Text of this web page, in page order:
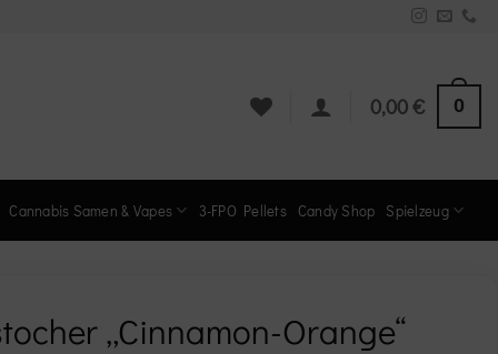
0,00€ 0
Cannabis Samen & Vapes 3-FPO Pellets Candy Shop Spielzeug
„Cinnamon-Orange“